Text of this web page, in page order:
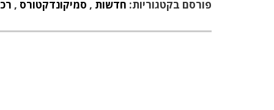
פורסם בקטגוריות: חדשות , סמיקונדקטורס ,